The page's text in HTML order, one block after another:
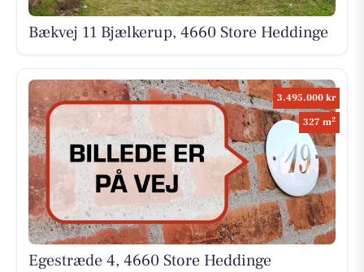
Bækvej 11 Bjælkerup, 4660 Store Heddinge
3.495.000 kr
327 m2
Egestræde 4, 4660 Store Heddinge